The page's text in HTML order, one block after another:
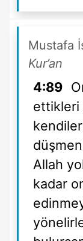
Mustafa
Kur’an
4:89
ettikleri
Allah
kadar